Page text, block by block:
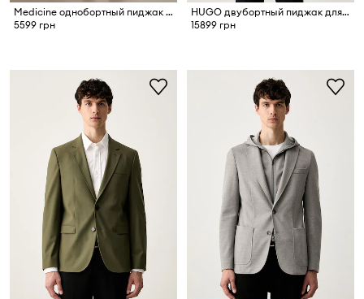
Medicine однобортный пиджак для мужчин с добавлением шерсти
5599 грн
HUGO двубортный пиджак для мужчин из шерсти Kano263F1X
15899 грн